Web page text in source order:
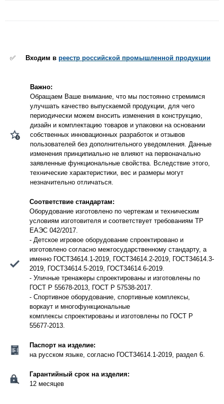
✅ Входим в реестр российской промышленной продукции
Важно:
Обращаем Ваше внимание, что мы постоянно стремимся
улучшать качество выпускаемой продукции, для чего
периодически можем вносить изменения в конструкцию,
дизайн и комплектацию товаров и упаковки на основании
собственных инновационных разработок и отзывов
пользователей без дополнительного уведомления. Данные
изменения принципиально не влияют на первоначально
заявленные функциональные свойства. Вследствие этого,
технические характеристики, вес и размеры могут
незначительно отличаться.
Соответствие стандартам:
Оборудование изготовлено по чертежам и техническим
условиям изготовителя и соответствует требованиям ТР
ЕАЭС 042/2017.
- Детское игровое оборудование спроектировано и
изготовлено согласно межгосударственному стандарту, а
именно ГОСТ34614.1-2019, ГОСТ34614.2-2019, ГОСТ34614.3-
2019, ГОСТ34614.5-2019, ГОСТ34614.6-2019.
- Уличные тренажеры спроектированы и изготовлены по
ГОСТ Р 55678-2013, ГОСТ Р 57538-2017.
- Спортивное оборудование, спортивные комплексы,
воркаут и многофункциональные
комплексы спроектированы и изготовлены по ГОСТ Р
55677-2013.
Паспорт на изделие:
на русском языке, согласно ГОСТ34614.1-2019, раздел 6.
Гарантийный срок на изделия:
12 месяцев